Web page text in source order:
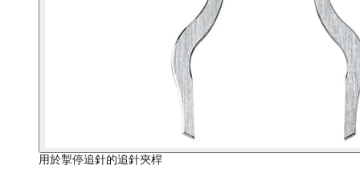
用於掣停追針的追針夾桿